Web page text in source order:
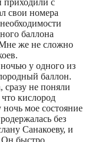
свои номера
баллона
Мне же не сложно
у одного из
баллон.
сразу не поняли
кислород
ночь мое состояние
без
Санакоеву, и
Он быстро